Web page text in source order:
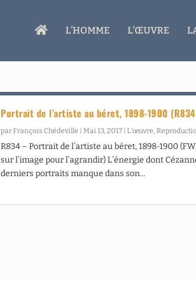
A
L’HOMME L’ŒUVRE
Portrait de l’artiste au béret, 1898-1900 (R834
parFrançois Chédeville |Mai 13, 2017 |L’œuvre,
R834 – Portrait de l’artiste au béret, 1898-1900
sur l’image pour l’agrandir) L’énergie dont
derniers portraits manque dans son...